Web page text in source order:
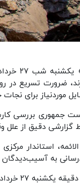
ضرورت تسریع در
موردنیاز برای نجات
جمهوری بررسی
گزارشی دقیق از علل
استاندار
به آسیب‌دیدگان